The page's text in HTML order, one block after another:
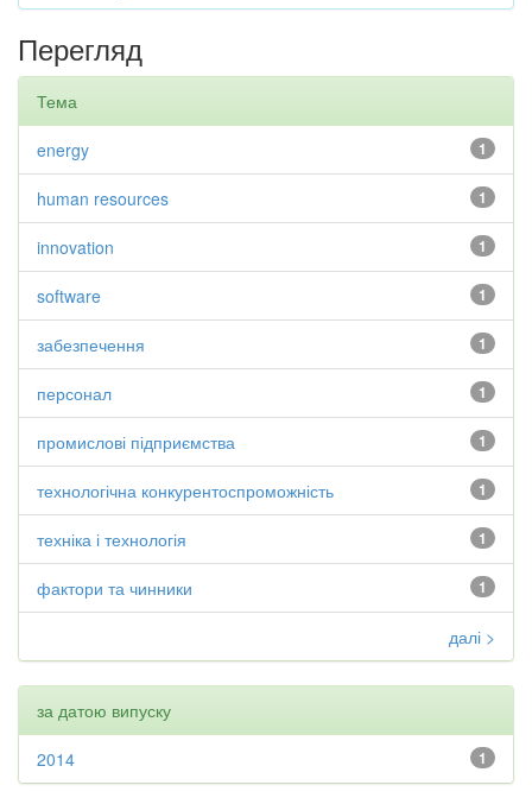
Перегляд
Тема
1
energy
1
human resources
1
innovation
1
software
1
забезпечення
1
персонал
1
промислові підприємства
1
технологічна конкурентоспроможність
1
техніка і технологія
1
фактори та чинники
далі >
за датою випуску
1
2014